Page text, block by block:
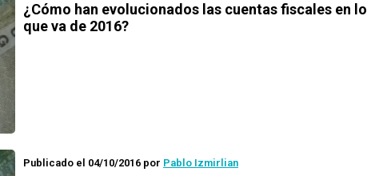
¿Cómo han evolucionados las cuentas fiscales en lo
que va de 2016?
Publicado el 04/10/2016 por Pablo Izmirlian